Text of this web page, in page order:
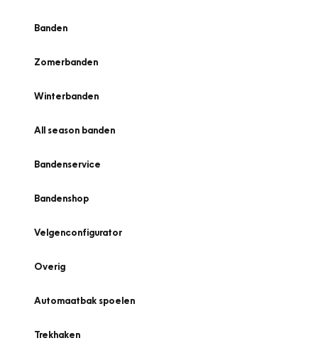
Banden
Zomerbanden
Winterbanden
All season banden
Bandenservice
Bandenshop
Velgenconfigurator
Overig
Automaatbak spoelen
Trekhaken